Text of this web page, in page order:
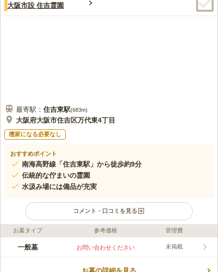
40代男性
何と言っても、お墓の面倒見がいいです。しばらくいかなかった
大阪市設 住吉霊園
最寄駅： 住吉東駅(683m)
大阪府大阪市住吉区万代東4丁目
檀家になる必要なし
おすすめポイント
南海高野線「住吉東駅」から徒歩約9分
伝統的な佇まいの霊園
水汲み場には備品が充実
コメント・口コミを見る
ライフドット編集部のコメント
大阪市設住吉霊園は、陽当たり良好な明るい墓域が広がる霊園で
お墓タイプ 参考価格 管理費
一般墓 お問い合わせください 未掲載